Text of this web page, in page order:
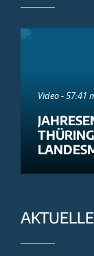
Video - 57:41